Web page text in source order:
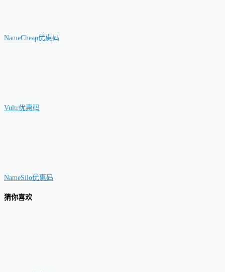
NameCheap优惠码
Vultr优惠码
NameSilo优惠码
猜你喜欢